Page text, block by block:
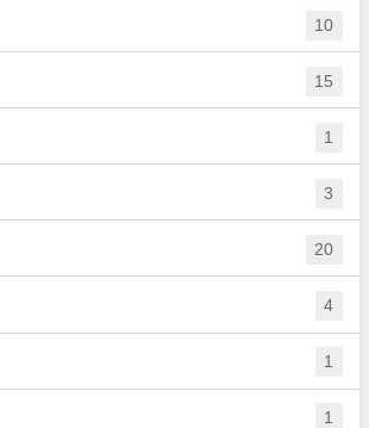
10
15
1
3
20
4
1
1